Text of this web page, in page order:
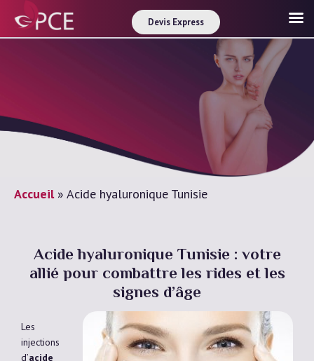
Accueil» Acide hyaluronique Tunisie
Acide hyaluronique Tunisie : votre
allié pour combattre les rides et les
signes d’âge
Les
injections
d’acide
Devis Express